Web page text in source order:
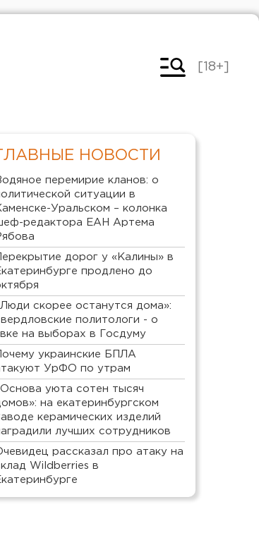
[18+]
ГЛАВНЫЕ НОВОСТИ
перемирие кланов: о
ситуации в
Уральском – колонка
редактора ЕАН Артема
дорог у «Калины» в
продлено до
скорее останутся дома»:
политологи - о
на выборах в Госдуму
украинские БПЛА
УрФО по утрам
уюта сотен тысяч
на екатеринбургском
керамических изделий
лучших сотрудников
рассказал про атаку на
Wildberries в